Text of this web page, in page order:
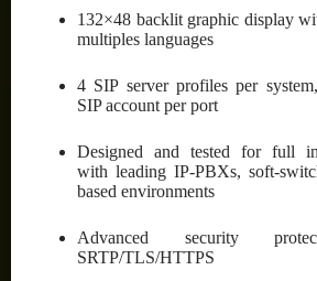
132×48 backlit graphic display
multiples languages
4 SIP server profiles per
SIP account per port
Designed and tested for full
with leading IP-PBXs, soft-
based environments
Advanced security
SRTP/TLS/HTTPS